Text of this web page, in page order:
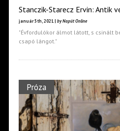
Stanczik-Starecz Ervin: Antik
január 5th, 2021 | by Napút Online
"Évfordulókor álmot látott, s csinált
csapó lángot."
Próza